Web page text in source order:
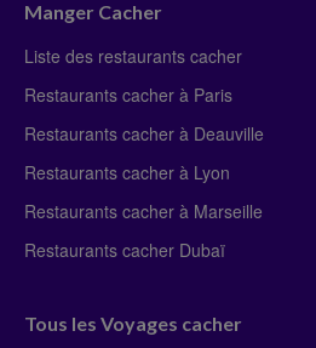
Manger Cacher
Liste des restaurants cacher
Restaurants cacher à Paris
Restaurants cacher à Deauville
Restaurants cacher à Lyon
Restaurants cacher à Marseille
Restaurants cacher Dubaï
Tous les Voyages cacher